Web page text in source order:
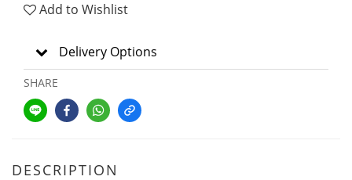
Add to Wishlist
Delivery Options
SHARE
DESCRIPTION